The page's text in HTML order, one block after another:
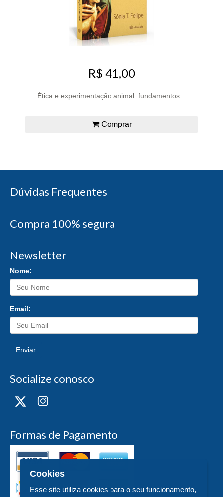
R$ 41,00
Ética e experimentação animal: fundamentos...
Comprar
Dúvidas Frequentes
Compra 100% segura
Newsletter
Nome:
Email:
Enviar
Socialize conosco
Formas de Pagamento
Cookies
Esse site utiliza cookies para o seu funcionamento,